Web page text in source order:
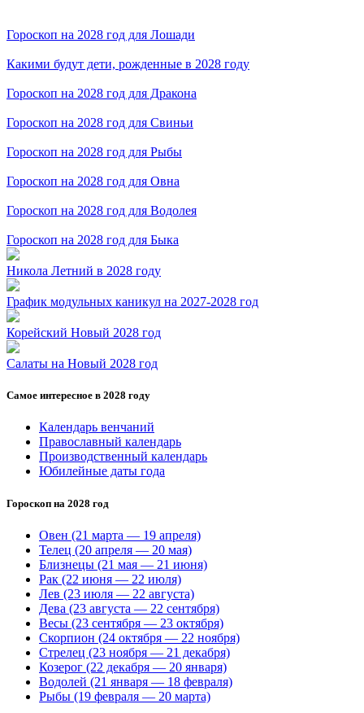
Гороскоп на 2028 год для Лошади
Какими будут дети, рожденные в 2028 году
Гороскоп на 2028 год для Дракона
Гороскоп на 2028 год для Свиньи
Гороскоп на 2028 год для Рыбы
Гороскоп на 2028 год для Овна
Гороскоп на 2028 год для Водолея
Гороскоп на 2028 год для Быка
Никола Летний в 2028 году
График модульных каникул на 2027-2028 год
Корейский Новый 2028 год
Салаты на Новый 2028 год
Самое интересное в 2028 году
Календарь венчаний
Православный календарь
Производственный календарь
Юбилейные даты года
Гороскоп на 2028 год
Овен (21 марта — 19 апреля)
Телец (20 апреля — 20 мая)
Близнецы (21 мая — 21 июня)
Рак (22 июня — 22 июля)
Лев (23 июля — 22 августа)
Дева (23 августа — 22 сентября)
Весы (23 сентября — 23 октября)
Скорпион (24 октября — 22 ноября)
Стрелец (23 ноября — 21 декабря)
Козерог (22 декабря — 20 января)
Водолей (21 января — 18 февраля)
Рыбы (19 февраля — 20 марта)